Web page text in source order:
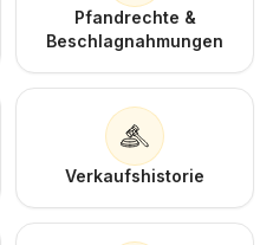
Pfandrechte &
Beschlagnahmungen
Verkaufshistorie